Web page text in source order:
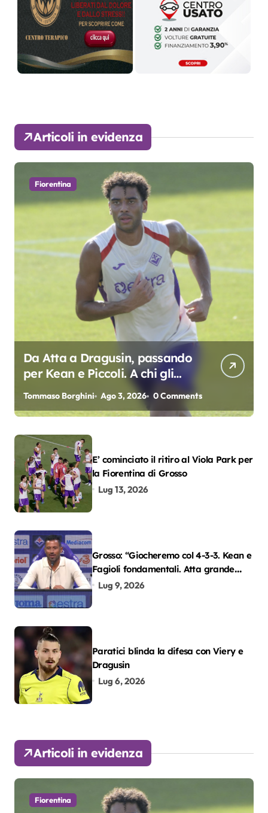
Articoli in evidenza
Fiorentina
Da Atta a Dragusin, passando
per Kean e Piccoli. A chi gli
oscar del precampionato?
Tommaso Borghini Ago 3, 2026 0 Comments
E’ cominciato il ritiro al Viola Park per
la Fiorentina di Grosso
Lug 13, 2026
Grosso: “Giocheremo col 4-3-3. Kean e
Fagioli fondamentali. Atta grande
colpo”
Lug 9, 2026
Paratici blinda la difesa con Viery e
Dragusin
Lug 6, 2026
Articoli in evidenza
Fiorentina